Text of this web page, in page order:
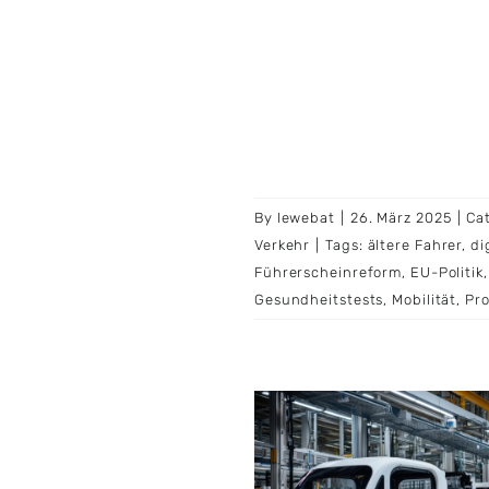
By lewebat 26. März 2025
Verkehr
Tags: ältere Fahrer,
Führerscheinreform, EU-Politik,
Gesundheitstests, Mobilität,